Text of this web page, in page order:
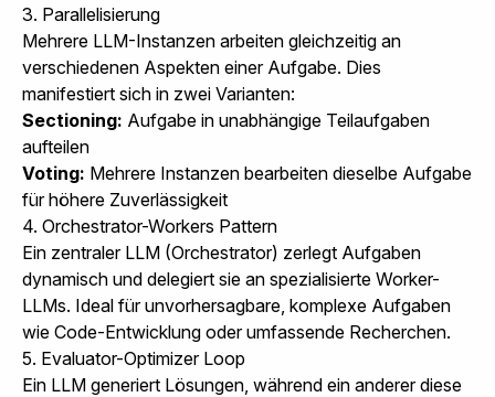
3. Parallelisierung
Mehrere LLM-Instanzen arbeiten gleichzeitig an
verschiedenen Aspekten einer Aufgabe. Dies
manifestiert sich in zwei Varianten:
Sectioning: Aufgabe in unabhängige Teilaufgaben
aufteilen
Voting: Mehrere Instanzen bearbeiten dieselbe Aufgabe
für höhere Zuverlässigkeit
4. Orchestrator-Workers Pattern
Ein zentraler LLM (Orchestrator) zerlegt Aufgaben
dynamisch und delegiert sie an spezialisierte Worker-
LLMs. Ideal für unvorhersagbare, komplexe Aufgaben
wie Code-Entwicklung oder umfassende Recherchen.
5. Evaluator-Optimizer Loop
Ein LLM generiert Lösungen, während ein anderer diese